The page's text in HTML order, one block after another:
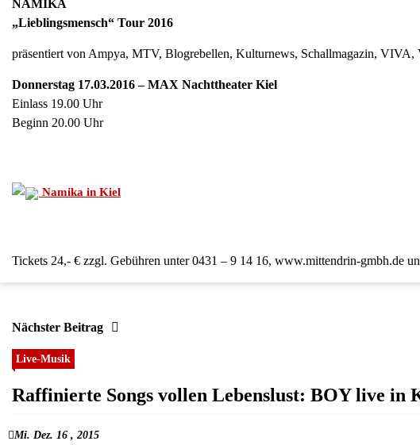
NAMIKA
„Lieblingsmensch“ Tour 2016
präsentiert von Ampya, MTV, Blogrebellen, Kulturnews, Schallmagazin,
Donnerstag 17.03.2016 – MAX Nachttheater Kiel
Einlass 19.00 Uhr
Beginn 20.00 Uhr
Namika in Kiel
Tickets 24,- € zzgl. Gebühren unter 0431 – 9 14 16, www.mittendrin-gmbh.de
Nächster Beitrag
Live-Musik
Raffinierte Songs vollen Lebenslust: BOY live in
Mi. Dez. 16 , 2015